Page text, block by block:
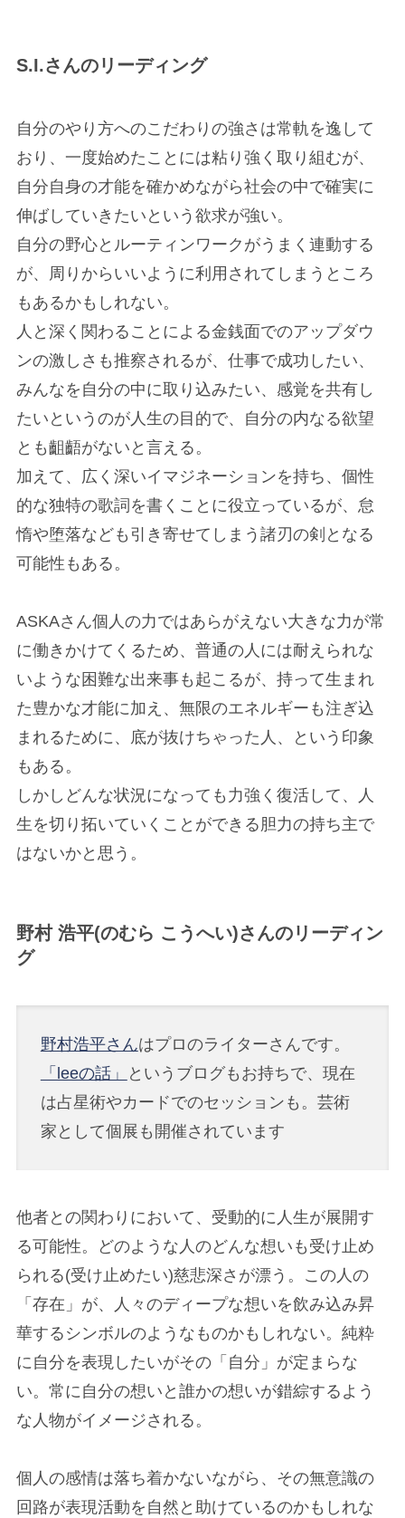
占星術ブログ
SESSION
占星術個人鑑定
LECTURE
占星術講座
Twitter
Instagram
S.I.さんのリーディング
自分のやり方へのこだわりの強さは常軌を逸して
おり、一度始めたことには粘り強く取り組むが、
自分自身の才能を確かめながら社会の中で確実に
伸ばしていきたいという欲求が強い。
自分の野心とルーティンワークがうまく連動する
が、周りからいいように利用されてしまうところ
もあるかもしれない。
人と深く関わることによる金銭面でのアップダウ
ンの激しさも推察されるが、仕事で成功したい、
みんなを自分の中に取り込みたい、感覚を共有し
たいというのが人生の目的で、自分の内なる欲望
とも齟齬がないと言える。
加えて、広く深いイマジネーションを持ち、個性
的な独特の歌詞を書くことに役立っているが、怠
惰や堕落なども引き寄せてしまう諸刃の剣となる
可能性もある。
ASKAさん個人の力ではあらがえない大きな力が常
に働きかけてくるため、普通の人には耐えられな
いような困難な出来事も起こるが、持って生まれ
た豊かな才能に加え、無限のエネルギーも注ぎ込
まれるために、底が抜けちゃった人、という印象
もある。
しかしどんな状況になっても力強く復活して、人
生を切り拓いていくことができる胆力の持ち主で
はないかと思う。
野村 浩平(のむら こうへい)さんのリーディン
グ
野村浩平さんはプロのライターさんです。
「leeの話」
というブログもお持ちで、現在
は占星術やカードでのセッションも。芸術
家として個展も開催されています
他者との関わりにおいて、受動的に人生が展開す
る可能性。どのような人のどんな想いも受け止め
られる(受け止めたい)慈悲深さが漂う。この人の
「存在」が、人々のディープな想いを飲み込み昇
華するシンボルのようなものかもしれない。純粋
に自分を表現したいがその「自分」が定まらな
い。常に自分の想いと誰かの想いが錯綜するよう
な人物がイメージされる。
個人の感情は落ち着かないながら、その無意識の
回路が表現活動を自然と助けているのかもしれな